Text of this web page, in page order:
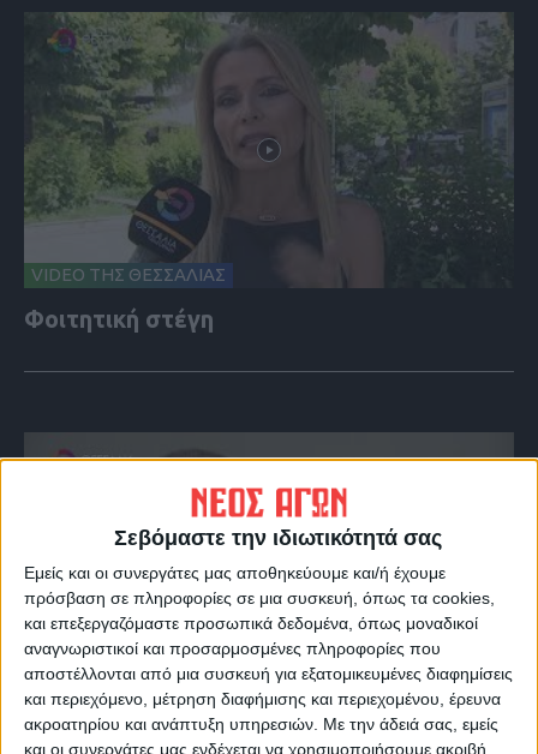
Σεβόμαστε την ιδιωτικότητά σας
Εμείς και οι συνεργάτες μας αποθηκεύουμε και/ή έχουμε
πρόσβαση σε πληροφορίες σε μια συσκευή, όπως τα cookies,
και επεξεργαζόμαστε προσωπικά δεδομένα, όπως μοναδικοί
αναγνωριστικοί και προσαρμοσμένες πληροφορίες που
αποστέλλονται από μια συσκευή για εξατομικευμένες διαφημίσεις
και περιεχόμενο, μέτρηση διαφήμισης και περιεχομένου, έρευνα
ακροατηρίου και ανάπτυξη υπηρεσιών. Με την άδειά σας, εμείς
και οι συνεργάτες μας ενδέχεται να χρησιμοποιήσουμε ακριβή
VIDEO ΤΗΣ ΘΕΣΣΑΛΙΑΣ
Φοιτητική στέγη
VIDEO ΤΗΣ ΘΕΣΣΑΛΙΑΣ
Οι 9 άξονες Κουρέτα για να "σωθεί" η